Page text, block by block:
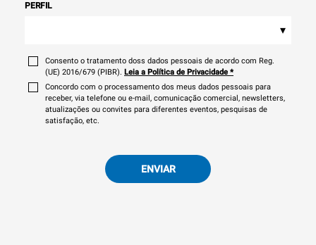
PERFIL
▾
Consento o tratamento doss dados pessoais de acordo com Reg.
(UE) 2016/679 (PIBR). Leia a Política de Privacidade *
Concordo com o processamento dos meus dados pessoais para
receber, via telefone ou e-mail, comunicação comercial, newsletters,
atualizações ou convites para diferentes eventos, pesquisas de
satisfação, etc.
ENVIAR